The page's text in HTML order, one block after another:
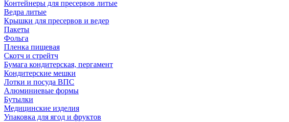
Контейнеры для пресервов литые
Ведра литые
Крышки для пресервов и ведер
Пакеты
Фольга
Пленка пищевая
Скотч и стрейтч
Бумага кондитерская, пергамент
Кондитерские мешки
Лотки и посуда ВПС
Алюминиевые формы
Бутылки
Медицинские изделия
Упаковка для ягод и фруктов